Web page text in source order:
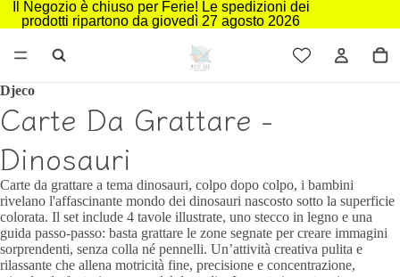
Il Negozio è chiuso per Ferie! Le spedizioni dei
prodotti ripartono da giovedì 27 agosto 2026
Djeco
Carte Da Grattare -
Dinosauri
Carte da grattare a tema dinosauri, colpo dopo colpo, i bambini
rivelano l'affascinante mondo dei dinosauri nascosto sotto la superficie
colorata. Il set include 4 tavole illustrate, uno stecco in legno e una
guida passo‑passo: basta grattare le zone segnate per creare immagini
sorprendenti, senza colla né pennelli. Un’attività creativa pulita e
rilassante che allena motricità fine, precisione e concentrazione,